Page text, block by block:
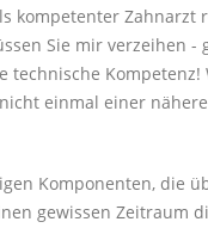
kompetenter
Sie mir verzeihen
einmal einer
Komponenten, die
gewissen